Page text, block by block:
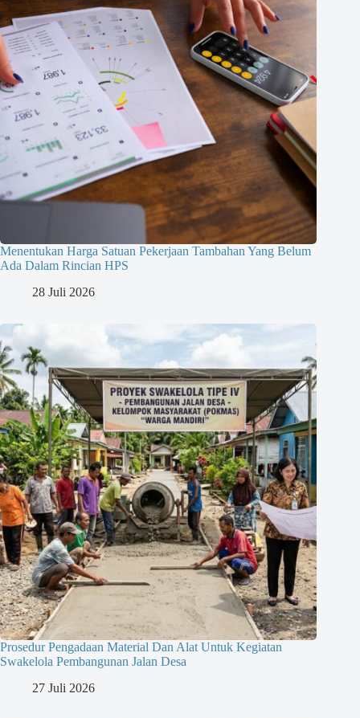
Menentukan Harga Satuan Pekerjaan Tambahan Yang Belum
Ada Dalam Rincian HPS
28 Juli 2026
Prosedur Pengadaan Material Dan Alat Untuk Kegiatan
Swakelola Pembangunan Jalan Desa
27 Juli 2026